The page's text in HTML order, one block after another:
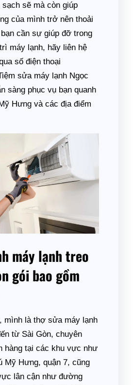
sạch sẽ mà còn giúp
của mình trở nên thoải
cần sự giúp đỡ trong
máy lạnh, hãy liên hệ
số điện thoại
sửa máy lạnh Ngọc
sàng phục vụ bạn quanh
Hưng và các địa điểm
máy lạnh treo
gói bao gồm
mình là thợ sửa máy lạnh
từ Sài Gòn, chuyên
hàng tại các khu vực như
Mỹ Hưng, quận 7, cũng
lân cận như đường